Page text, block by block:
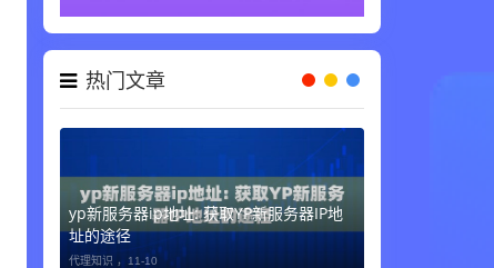
热门文章
yp新服务器ip地址: 获取YP新服务器IP地
址的途径
代理知识 ， 11-10